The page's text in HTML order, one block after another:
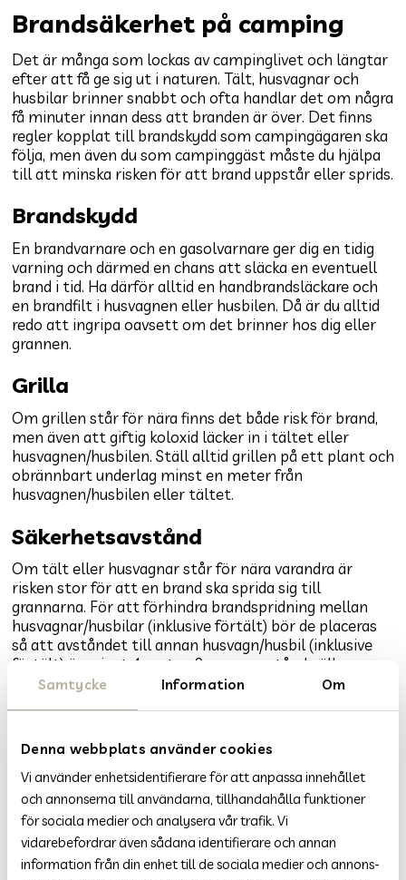
Samtycke Information Om
Denna webbplats använder cookies
Vi använder enhetsidentifierare för att anpassa innehållet
och annonserna till användarna, tillhandahålla funktioner
för sociala medier och analysera vår trafik. Vi
vidarebefordrar även sådana identifierare och annan
information från din enhet till de sociala medier och annons-
Brandsäkerhet på camping
Det är många som lockas av campinglivet och längtar
efter att få ge sig ut i naturen. Tält, husvagnar och
husbilar brinner snabbt och ofta handlar det om några
få minuter innan dess att branden är över. Det finns
regler kopplat till brandskydd som campingägaren ska
följa, men även du som campinggäst måste du hjälpa
till att minska risken för att brand uppstår eller sprids.
Brandskydd
En brandvarnare och en gasolvarnare ger dig en tidig
varning och därmed en chans att släcka en eventuell
brand i tid. Ha därför alltid en handbrandsläckare och
en brandfilt i husvagnen eller husbilen. Då är du alltid
redo att ingripa oavsett om det brinner hos dig eller
grannen.
Grilla
Om grillen står för nära finns det både risk för brand,
men även att giftig koloxid läcker in i tältet eller
husvagnen/husbilen. Ställ alltid grillen på ett plant och
obrännbart underlag minst en meter från
husvagnen/husbilen eller tältet.
Säkerhetsavstånd
Om tält eller husvagnar står för nära varandra är
risken stor för att en brand ska sprida sig till
grannarna. För att förhindra brandspridning mellan
husvagnar/husbilar (inklusive förtält) bör de placeras
så att avståndet till annan husvagn/husbil (inklusive
förtält) är minst 4 meter. Samma avstånd gäller
mellan husvagn/husbil (inklusive förtält) och tält.
flyttas för att förhindra brandspridning. Dragkroken
bör därför alltid peka utåt mot körbanan.